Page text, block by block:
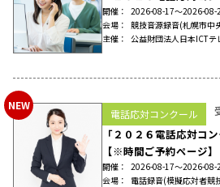
開催
2026-08-17〜2026-08-
会場
競技音源録音(札幌市中
主催
公益財団法人日本ICT
NEW
電話応対コンクール
「２０２６電話応対コ
【※時間ご予約ページ】
開催
2026-08-17〜2026-08-
会場
電話録音(模擬応対者競